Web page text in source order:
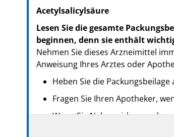
PPN: 110740221027
NTIN: 04150074022104
PZN: 19497581
PPN: 111949758158
Acetylsalicylsäure
Lesen Sie die gesamte
beginnen, denn sie enthält
Nehmen Sie dieses Arzneimittel
Anweisung Ihres Arztes oder
Heben Sie die
Fragen Sie Ihren Apotheker,
Wenn Sie Nebenwirkungen
Nebenwirkungen, die nicht in